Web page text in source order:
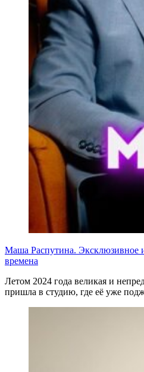
Маша Распутина. Эксклюзивное
времена
Летом 2024 года великая и
пришла в студию, где её уже